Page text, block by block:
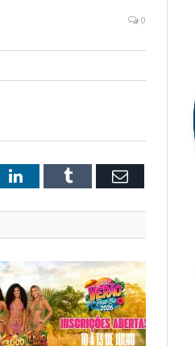
0
LinkedInTumblr Email